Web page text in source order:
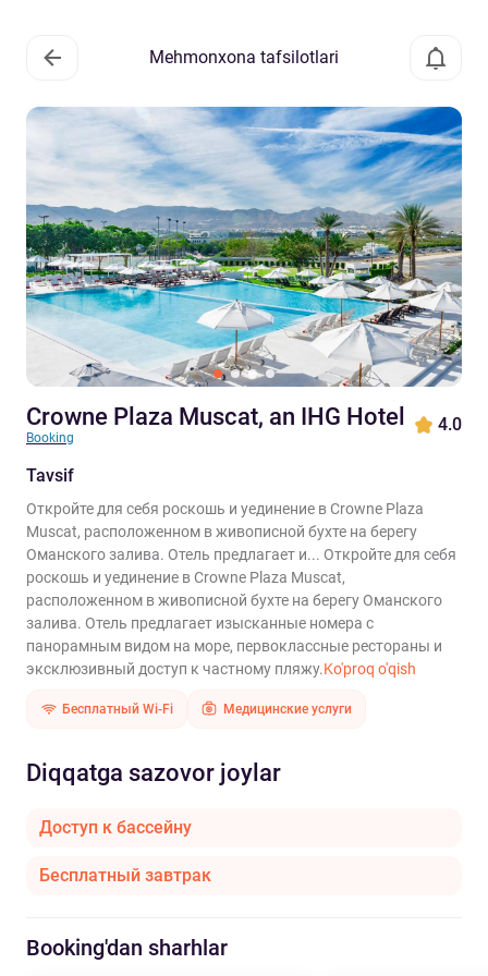
Mehmonxona tafsilotlari
Crowne Plaza Muscat, an IHG Hotel
Booking
4.0
Tavsif
Откройте для себя роскошь и уединение в Crowne Plaza
Muscat, расположенном в живописной бухте на берегу
Оманского залива. Отель предлагает и... Откройте для себя
роскошь и уединение в Crowne Plaza Muscat,
расположенном в живописной бухте на берегу Оманского
залива. Отель предлагает изысканные номера с
панорамным видом на море, первоклассные рестораны и
эксклюзивный доступ к частному пляжу.Ko'proq o'qish
Бесплатный Wi-Fi Медицинские услуги
Diqqatga sazovor joylar
Доступ к бассейну
Бесплатный завтрак
Booking'dan sharhlar